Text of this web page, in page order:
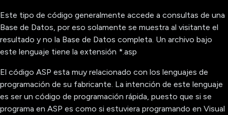
Este tipo de código generalmente accede a consultas de una
Base de Datos, por eso solamente se muestra al visitante el
resultado y no la Base de Datos completa. Un archivo bajo
este lenguaje tiene la extensión *.asp
El código ASP esta muy relacionado con los lenguajes de
programación de su fabricante. La intención de este lenguaje
es ser un código de programación rápida, puesto que si se
programa en ASP es como si estuviera programando en Visual